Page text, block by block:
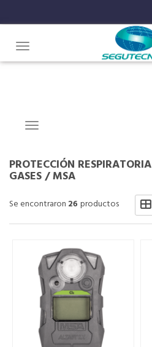
Toggle navigation
Navigation ein-/ausblenden
PROTECCIÓN RESPIRATORIA
GASES/MSA
Se encontraron 26 productos